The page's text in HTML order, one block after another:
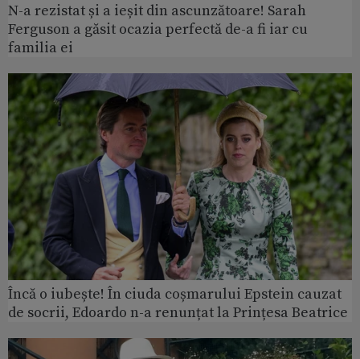
N-a rezistat și a ieșit din ascunzătoare! Sarah
Ferguson a găsit ocazia perfectă de-a fi iar cu
familia ei
Încă o iubește! În ciuda coșmarului Epstein cauzat
de socrii, Edoardo n-a renunțat la Prințesa Beatrice